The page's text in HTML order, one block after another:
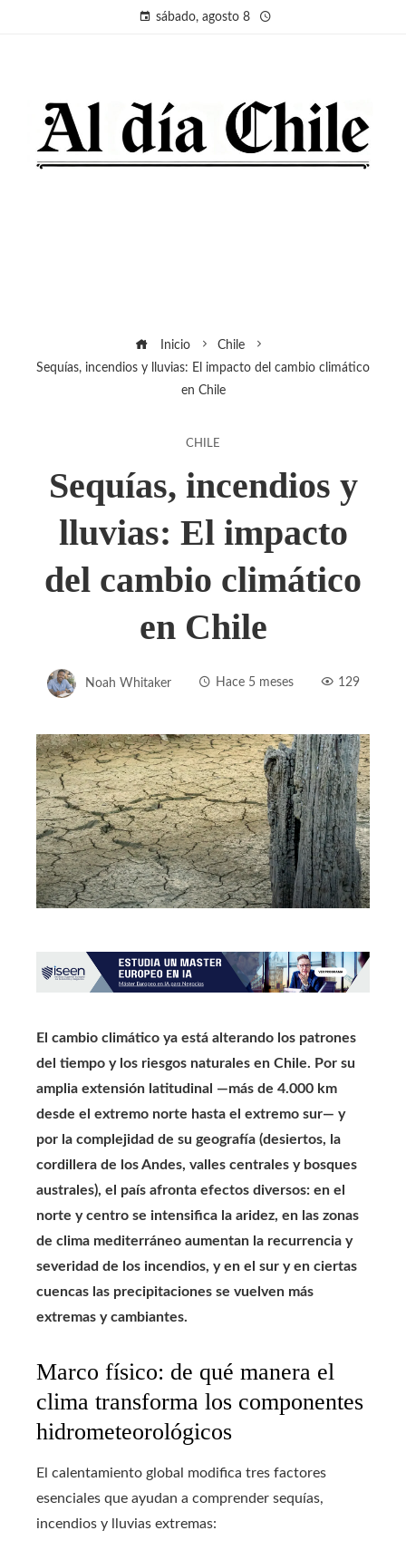
sábado, agosto 8
Inicio
Chile
Sequías, incendios y lluvias: El impacto del cambio climático
en Chile
CHILE
Sequías, incendios y
lluvias: El impacto
del cambio climático
en Chile
Noah Whitaker Hace 5 meses 129
El cambio climático ya está alterando los patrones
del tiempo y los riesgos naturales en Chile. Por su
amplia extensión latitudinal —más de 4.000 km
desde el extremo norte hasta el extremo sur— y
por la complejidad de su geografía (desiertos, la
cordillera de los Andes, valles centrales y bosques
australes), el país afronta efectos diversos: en el
norte y centro se intensifica la aridez, en las zonas
de clima mediterráneo aumentan la recurrencia y
severidad de los incendios, y en el sur y en ciertas
cuencas las precipitaciones se vuelven más
extremas y cambiantes.
Marco físico: de qué manera el
clima transforma los componentes
hidrometeorológicos
El calentamiento global modifica tres factores
esenciales que ayudan a comprender sequías,
incendios y lluvias extremas: